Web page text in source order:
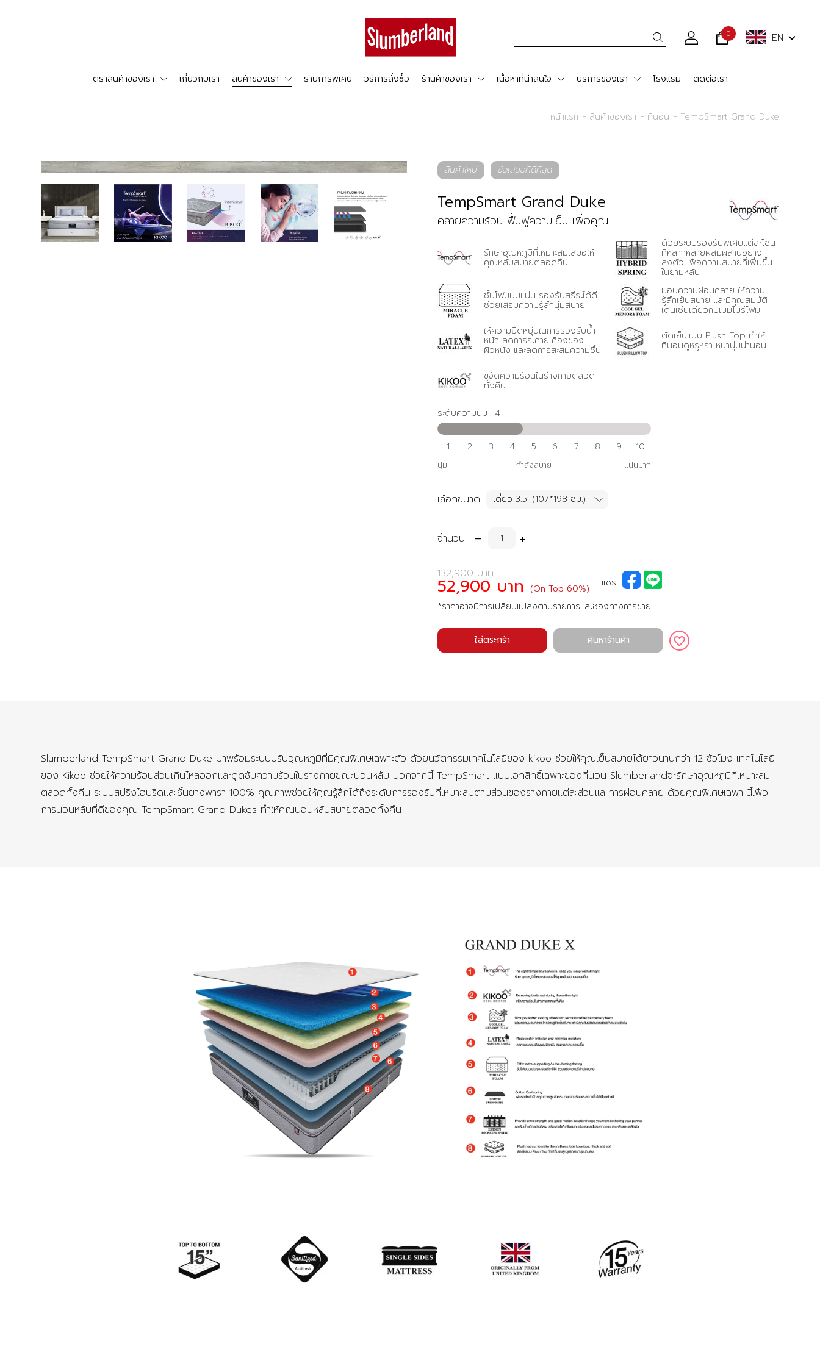
0 EN
ตราสินค้าของเรา เกี่ยวกับเรา สินค้าของเรา รายการพิเศษ วิธีการสั่งซื้อ ร้านค้าของเรา เนื้อหาที่น่าสนใจ บริการของเรา โรงแรม ติดต่อเรา
หน้าแรก สินค้าของเรา ที่นอน TempSmart Grand Duke
สินค้าใหม่ ข้อเสนอที่ดีที่สุด
TempSmart Grand Duke
คลายความร้อน ฟื้นฟูความเย็น เพื่อคุณ
รักษาอุณหภูมิที่เหมาะสมเสมอให้
คุณหลับสบายตลอดคืน
ด้วยระบบรองรับพิเศษแต่ละโซน
ที่หลากหลายผสมผสานอย่าง
ลงตัว เพื่อความสบายที่เพิ่มขึ้น
ในยามหลับ
ชั้นโฟมนุ่มแน่น รองรับสรีระได้ดี
ช่วยเสริมความรู้สึกนุ่มสบาย
มอบความผ่อนคลาย ให้ความ
รู้สึกเย็นสบาย และมีคุณสมบัติ
เด่นเช่นเดียวกับเมมโมรีโฟม
ให้ความยืดหยุ่นในการรองรับน้ำ
หนัก ลดการระคายเคืองของ
ผิวหนัง และลดการสะสมความชื้น
ตัดเย็บแบบ Plush Top ทำให้
ที่นอนดูหรูหรา หนานุ่มน่านอน
ขจัดความร้อนในร่างกายตลอด
ทั้งคืน
ระดับความนุ่ม : 4
1 2 3 4 5 6 7 8 9 10
นุ่ม กำลังสบาย แน่นมาก
เลือกขนาด
จำนวน - +
132,900 บาท
52,900 บาท (On Top 60%)
แชร์
*ราคาอาจมีการเปลี่ยนแปลงตามรายการและช่องทางการขาย
ใส่ตระกร้า ค้นหาร้านค้า
Slumberland TempSmart Grand Duke มาพร้อมระบบปรับอุณหภูมิที่มีคุณพิเศษเฉพาะตัว ด้วยนวัตกรรมเทคโนโลยีของ kikoo ช่วยให้คุณเย็นสบายได้ยาวนานกว่า 12 ชั่วโมง เทคโนโลยี
ของ Kikoo ช่วยให้ความร้อนส่วนเกินไหลออกและดูดซับความร้อนในร่างกายขณะนอนหลับ นอกจากนี้ TempSmart แบบเอกสิทธิ์เฉพาะของที่นอน Slumberlandจะรักษาอุณหภูมิที่เหมาะสม
ตลอดทั้งคืน ระบบสปริงไฮบริดและชั้นยางพารา 100% คุณภาพช่วยให้คุณรู้สึกได้ถึงระดับการรองรับที่เหมาะสมตามส่วนของร่างกายแต่ละส่วนและการผ่อนคลาย ด้วยคุณพิเศษเฉพาะนี้เพื่อ
การนอนหลับที่ดีของคุณ TempSmart Grand Dukes ทำให้คุณนอนหลับสบายตลอดทั้งคืน